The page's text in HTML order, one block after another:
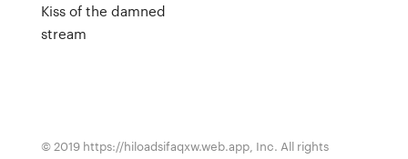
Kiss of the damned
stream
© 2019 https://hiloadsifaqxw.web.app, Inc. All rights